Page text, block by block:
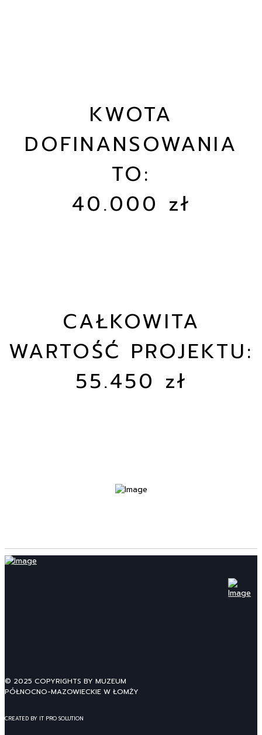
KWOTA
DOFINANSOWANIA
TO:
40.000 zł
CAŁKOWITA
WARTOŚĆ PROJEKTU:
55.450 zł
© 2025 COPYRIGHTS BY MUZEUM
PÓŁNOCNO-MAZOWIECKIE W ŁOMŻY
CREATED BY IT PRO SOLUTION